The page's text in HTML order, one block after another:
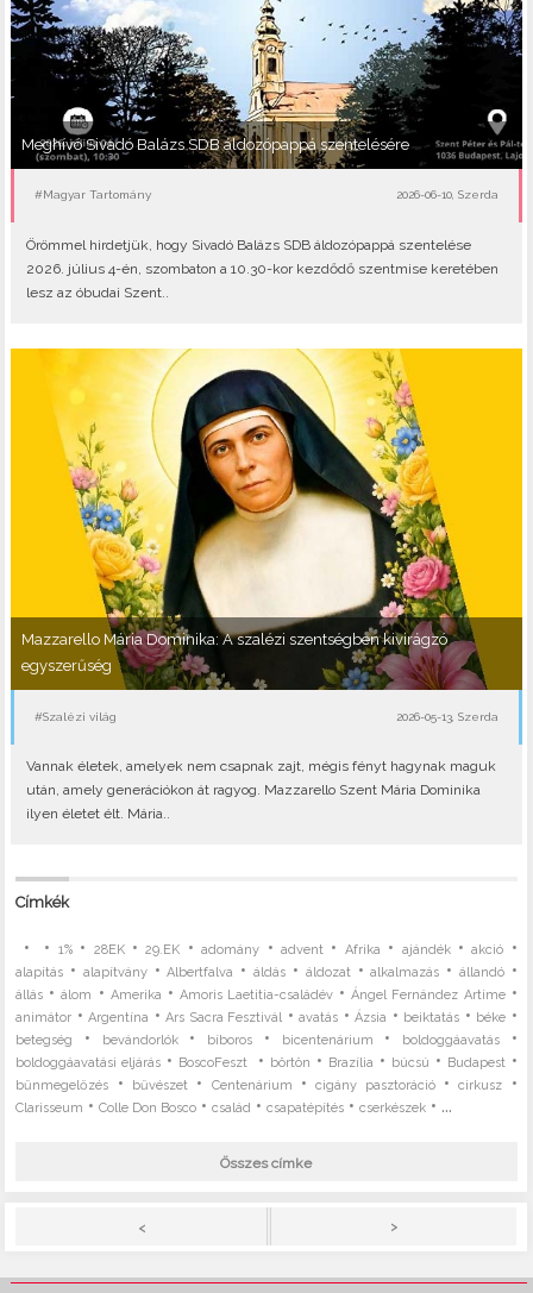
Meghívó Sivadó Balázs SDB áldozópappá szentelésére
#Magyar Tartomány 2026-06-10, Szerda
Örömmel hirdetjük, hogy Sivadó Balázs SDB áldozópappá szentelése
2026. július 4-én, szombaton a 10.30-kor kezdődő szentmise keretében
lesz az óbudai Szent..
Mazzarello Mária Dominika: A szalézi szentségben kivirágzó
egyszerűség
#Szalézi világ 2026-05-13, Szerda
Vannak életek, amelyek nem csapnak zajt, mégis fényt hagynak maguk
után, amely generációkon át ragyog. Mazzarello Szent Mária Dominika
ilyen életet élt. Mária..
Címkék
• • 1%• 28EK•29.EK •adomány •advent • Afrika • ajándék•akció •
alapítás • alapítvány•Albertfalva •áldás • áldozat•alkalmazás • állandó•
állás •álom • Amerika • Amoris Laetitia-családév •Ángel Fernández Artime•
animátor •Argentína •Ars Sacra Fesztivál •avatás •Ázsia • beiktatás • béke •
betegség • bevándorlók• bíboros • bicentenárium • boldoggáavatás•
boldoggáavatási eljárás • BoscoFeszt • börtön • Brazília • búcsú • Budapest•
bűnmegelőzés • bűvészet• Centenárium •cigány pasztoráció•cirkusz •
Clarisseum •Colle Don Bosco •család •csapatépítés •cserkészek • ...
Összes címke
< >